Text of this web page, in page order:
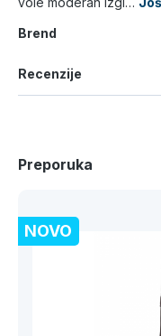
Brend
Recenzije
Preporuka
NOVO